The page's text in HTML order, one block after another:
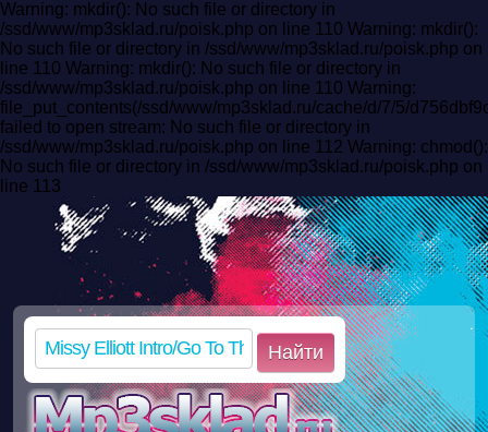
Warning: mkdir(): No such file or directory in
/ssd/www/mp3sklad.ru/poisk.php on line 110 Warning: mkdir():
No such file or directory in /ssd/www/mp3sklad.ru/poisk.php on
line 110 Warning: mkdir(): No such file or directory in
/ssd/www/mp3sklad.ru/poisk.php on line 110 Warning:
file_put_contents(/ssd/www/mp3sklad.ru/cache/d/7/5/
failed to open stream: No such file or directory in
/ssd/www/mp3sklad.ru/poisk.php on line 112 Warning: chmod():
No such file or directory in /ssd/www/mp3sklad.ru/poisk.php on
line 113
Найти